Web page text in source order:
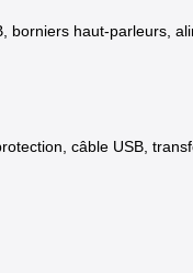
borniers haut-parleurs,
câble USB,